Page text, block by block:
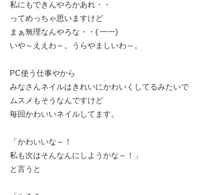
私にもできんやろかあれ・・
ってめっちゃ思いますけど
まぁ無理なんやろな・・( 一一)
いや～ええわ～。うらやましいわ～。
PC使う仕事やから
みなさんネイルはきれいにかわいくしてるみたいで
ムスメもそうなんですけど
毎回かわいいネイルしてます。
「かわいいな～！
私も次はそんなんにしようかな～！」
と言うと